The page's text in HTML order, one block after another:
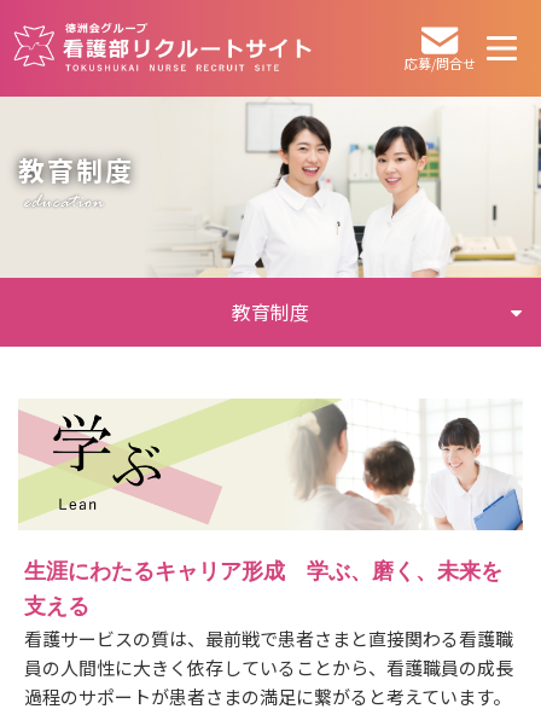
応募/問合せ
教育制度
生涯にわたるキャリア形成 学ぶ、磨く、未来を
支える
看護サービスの質は、最前戦で患者さまと直接関わる看護職
員の人間性に大きく依存していることから、看護職員の成長
過程のサポートが患者さまの満足に繋がると考えています。
教育制度